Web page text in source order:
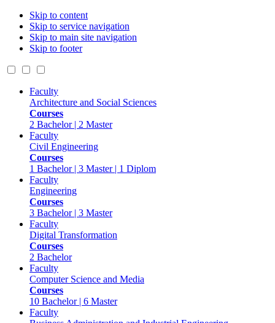
Skip to content
Skip to service navigation
Skip to main site navigation
Skip to footer
Faculty
Architecture and Social Sciences
Courses
2 Bachelor | 2 Master
Faculty
Civil Engineering
Courses
1 Bachelor | 3 Master | 1 Diplom
Faculty
Engineering
Courses
3 Bachelor | 3 Master
Faculty
Digital Transformation
Courses
2 Bachelor
Faculty
Computer Science and Media
Courses
10 Bachelor | 6 Master
Faculty